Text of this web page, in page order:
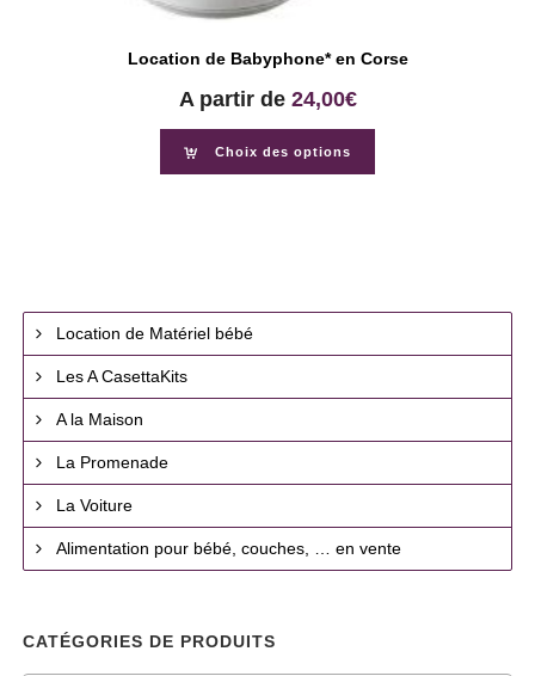
Location de Babyphone* en Corse
A partir de 24,00€
Choix des options
Location de Matériel bébé
Les A CasettaKits
A la Maison
La Promenade
La Voiture
Alimentation pour bébé, couches, … en vente
CATÉGORIES DE PRODUITS